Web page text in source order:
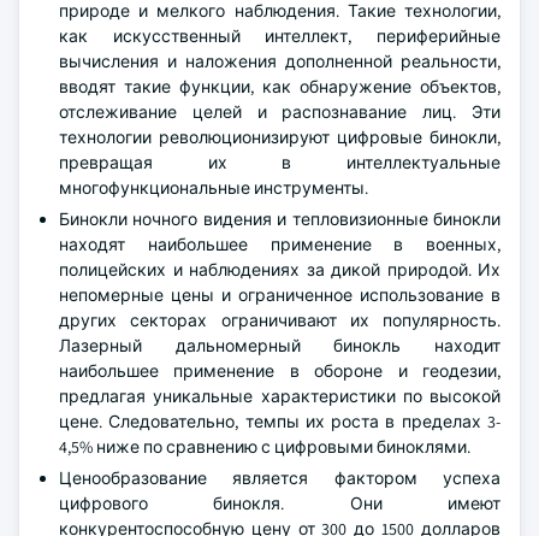
природе и мелкого наблюдения. Такие технологии,
как искусственный интеллект, периферийные
вычисления и наложения дополненной реальности,
вводят такие функции, как обнаружение объектов,
отслеживание целей и распознавание лиц. Эти
технологии революционизируют цифровые бинокли,
превращая их в интеллектуальные
многофункциональные инструменты.
Бинокли ночного видения и тепловизионные бинокли
находят наибольшее применение в военных,
полицейских и наблюдениях за дикой природой. Их
непомерные цены и ограниченное использование в
других секторах ограничивают их популярность.
Лазерный дальномерный бинокль находит
наибольшее применение в обороне и геодезии,
предлагая уникальные характеристики по высокой
цене. Следовательно, темпы их роста в пределах 3-
4,5% ниже по сравнению с цифровыми биноклями.
Ценообразование является фактором успеха
цифрового бинокля. Они имеют
конкурентоспособную цену от 300 до 1500 долларов